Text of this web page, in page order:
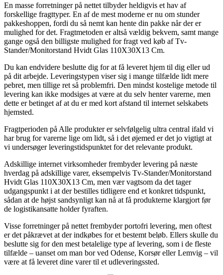
En masse forretninger på nettet tilbyder heldigvis et hav af
forskellige fragttyper. En af de mest moderne er nu om stunder
pakkeshoppen, fordi du så nemt kan hente din pakke når der er
mulighed for det. Fragtmetoden er altså vældig bekvem, samt mange
gange også den billigste mulighed for fragt ved køb af Tv-
Stander/Monitorstand Hvidt Glas 110X30X13 Cm.
Du kan endvidere beslutte dig for at få leveret hjem til dig eller ud
på dit arbejde. Leveringstypen viser sig i mange tilfælde lidt mere
pebret, men tillige ret så problemfri. Den mindst kostelige metode til
levering kan ikke modsiges at være at du selv henter varerne, men
dette er betinget af at du er med kort afstand til internet selskabets
hjemsted.
Fragtperioden på Alle produkter er selvfølgelig ultra central ifald vi
har brug for varerne lige om lidt, så i det øjemed er det jo vigtigt at
vi undersøger leveringstidspunktet for det relevante produkt.
Adskillige internet virksomheder frembyder levering på næste
hverdag på adskillige varer, eksempelvis Tv-Stander/Monitorstand
Hvidt Glas 110X30X13 Cm, men vær vagtsom da det tager
udgangspunkt i at der bestilles tidligere end et konkret tidspunkt,
sådan at de højst sandsynligt kan nå at få produkterne klargjort før
de logistikansatte holder fyraften.
Visse forretninger på nettet frembyder portofri levering, men oftest
er det påkrævet at der indkøbes for et bestemt beløb. Ellers skulle du
beslutte sig for den mest betalelige type af levering, som i de fleste
tilfælde – uanset om man bor ved Odense, Korsør eller Lemvig – vil
være at få leveret dine varer til et udleveringssted.